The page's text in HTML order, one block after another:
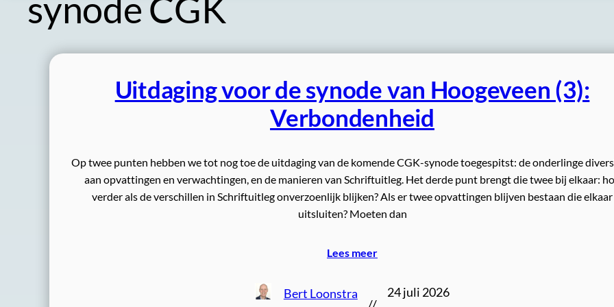
Uitdaging voor de synode van Hoogeveen (3):
Verbondenheid
Op twee punten hebben we tot nog toe de uitdaging van de komende CGK-synode toegespitst: de onderlinge
aan opvattingen en verwachtingen, en de manieren van Schriftuitleg. Het derde punt brengt die twee bij elkaar:
verder als de verschillen in Schriftuitleg onverzoenlijk blijken? Als er twee opvattingen blijven bestaan die elkaar
uitsluiten? Moeten dan
Lees meer
Bert Loonstra 24 juli 2026